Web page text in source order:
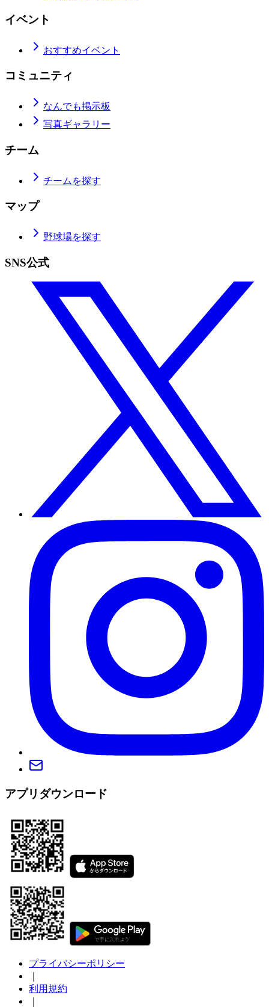
イベント
おすすめイベント
コミュニティ
なんでも掲示板
写真ギャラリー
チーム
チームを探す
マップ
野球場を探す
SNS公式
アプリダウンロード
プライバシーポリシー
利用規約